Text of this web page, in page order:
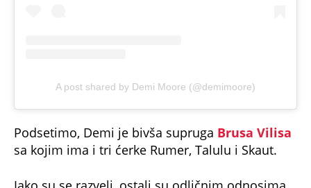
A post shared by Demi Moore (@demimoore)
Podsetimo, Demi je bivša supruga Brusa Vilisa
sa kojim ima i tri ćerke Rumer, Talulu i Skaut.